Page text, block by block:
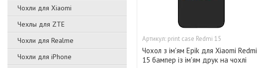
Чохли для Xiaomi
Чехлы для ZTE
Чохли для Realme
Чохли для iPhone
print case Redmi 15
Чохол з ім'ям Epik для Xiaomi Redmi
15 бампер із ім'ям друк на чохлі